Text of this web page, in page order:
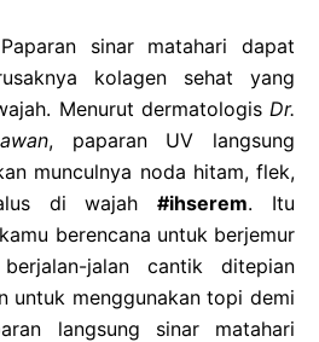
sinar matahari dapat
kolagen sehat yang
Menurut dermatologis Dr.
, paparan UV langsung
munculnya noda hitam, flek,
di wajah#ihserem. Itu
berencana untuk berjemur
jalan cantik ditepian
untuk menggunakan topi demi
langsung sinar matahari